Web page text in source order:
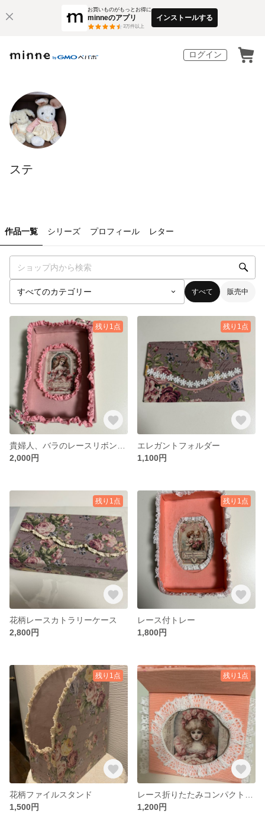
お買いものがもっとお得に
minneのアプリ
3万件以上
インストールする
ログイン
ステ
作品一覧 シリーズ プロフィール レター
すべて 販売中
残り1点
2,000円
残り1点
エレガントフォルダー
1,100円
残り1点
花柄レースカトラリーケース
2,800円
残り1点
レース付トレー
1,800円
残り1点
花柄ファイルスタンド
1,500円
残り1点
1,200円